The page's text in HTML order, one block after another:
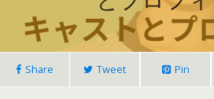
Share Tweet Pin